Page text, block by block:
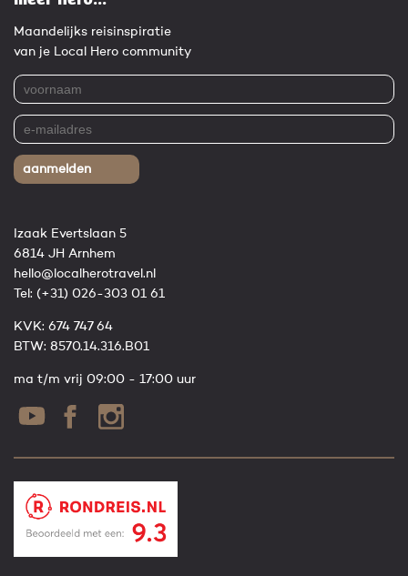
Maandelijks reisinspiratie
van je Local Hero community
aanmelden
Izaak Evertslaan 5
6814 JH Arnhem
hello@localherotravel.nl
Tel: (+31) 026-303 01 61
KVK: 674 747 64
BTW: 8570.14.316.B01
ma t/m vrij 09:00 - 17:00 uur